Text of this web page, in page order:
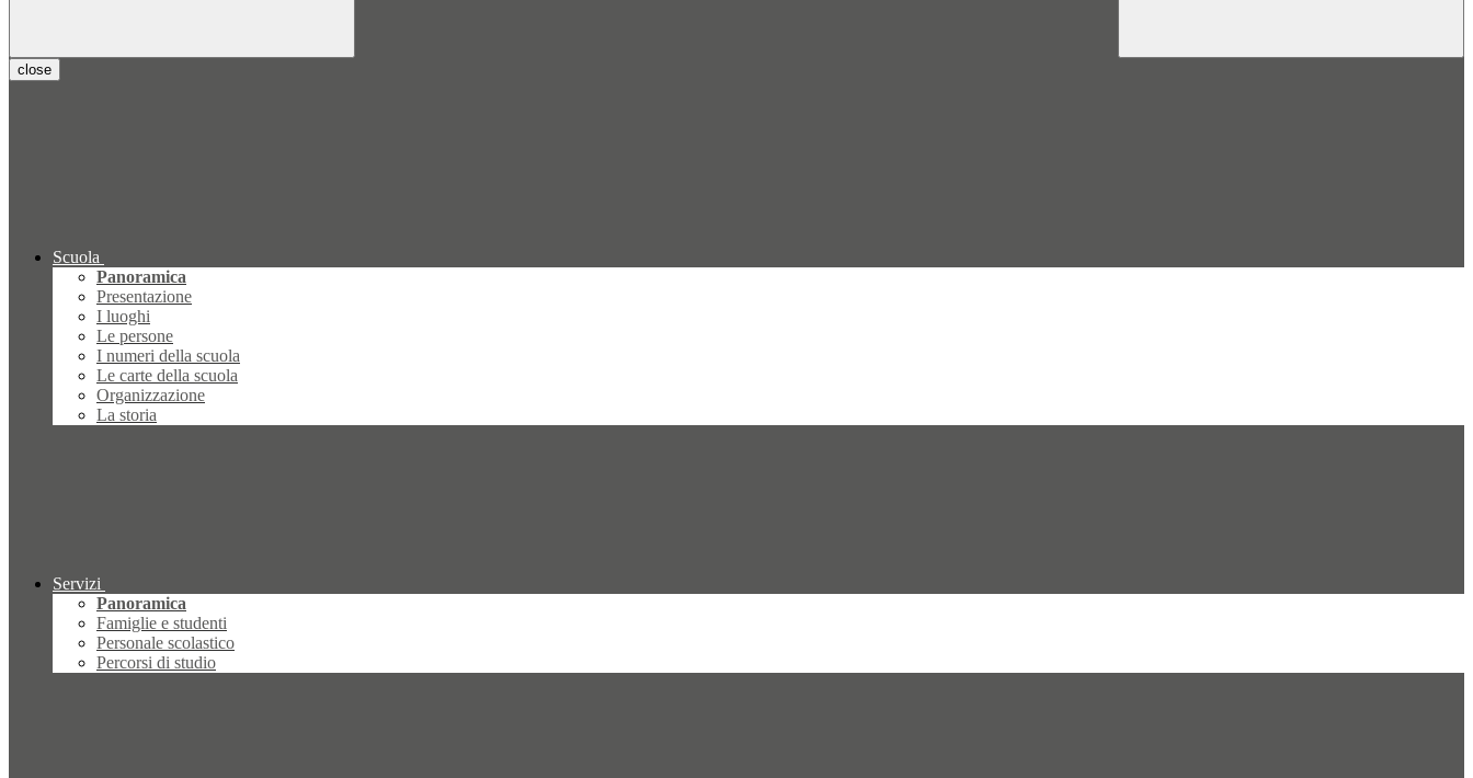
close
Scuola
Panoramica
Presentazione
I luoghi
Le persone
I numeri della scuola
Le carte della scuola
Organizzazione
La storia
Servizi
Panoramica
Famiglie e studenti
Personale scolastico
Percorsi di studio